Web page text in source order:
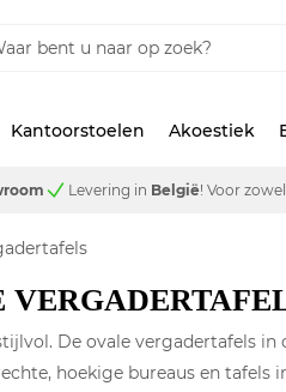
Kantoorstoelen Akoestiek
Levering in België! Voor zowel
De ovale vergadertafels in
hoekige bureaus en tafels